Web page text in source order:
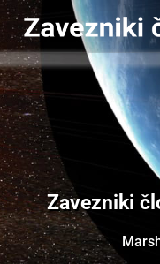
Zavezniki